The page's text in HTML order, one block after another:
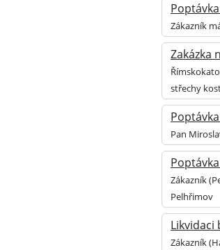
Zákazník
Zakázka
střechy
Pan
Zákazník
Pelhřimov
Likvidaci
Zákazník